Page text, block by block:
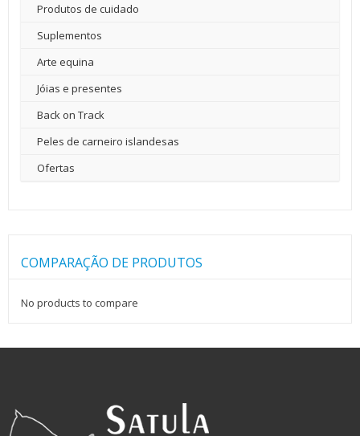
Produtos de cuidado
Suplementos
Arte equina
Jóias e presentes
Back on Track
Peles de carneiro islandesas
Ofertas
COMPARAÇÃO DE PRODUTOS
No products to compare